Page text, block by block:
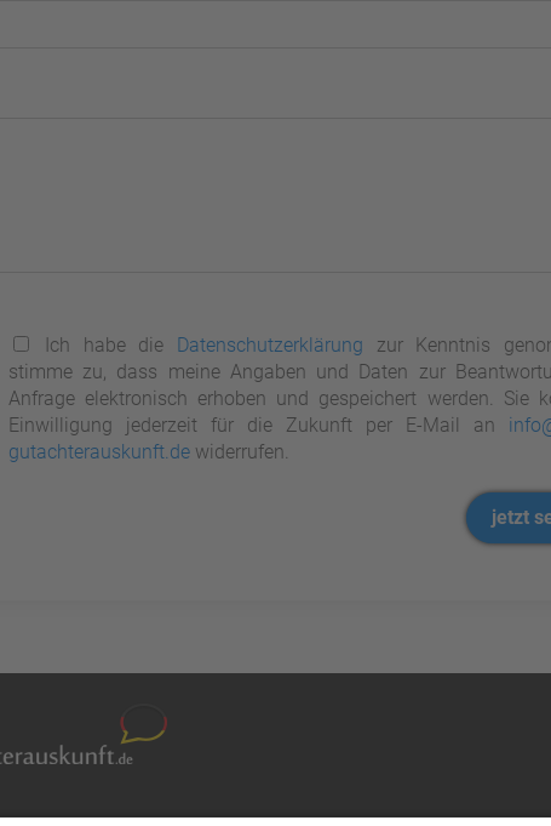
Ich habe die Datenschutzerklärung zur Kenntnis
stimme zu, dass meine Angaben und Daten zur
Anfrage elektronisch erhoben und gespeichert werden. Sie
Einwilligung jederzeit für die Zukunft per E-Mail an
gutachterauskunft.dewiderrufen.
jetzt